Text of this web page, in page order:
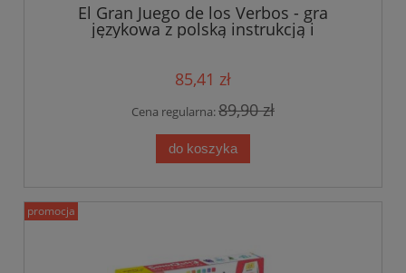
El Gran Juego de los Verbos - gra
językowa z polską instrukcją i
suplementem
85,41 zł
Cena regularna:89,90 zł
do koszyka
promocja